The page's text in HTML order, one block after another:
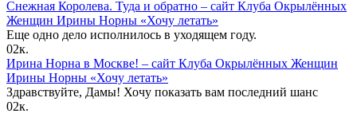
Снежная Королева. Туда и обратно – сайт Клуба Окрылённых
Женщин Ирины Норны «Хочу летать»
Еще одно дело исполнилось в уходящем году.
02к.
Ирина Норна в Москве! – сайт Клуба Окрылённых Женщин
Ирины Норны «Хочу летать»
Здравствуйте, Дамы! Хочу показать вам последний шанс
02к.